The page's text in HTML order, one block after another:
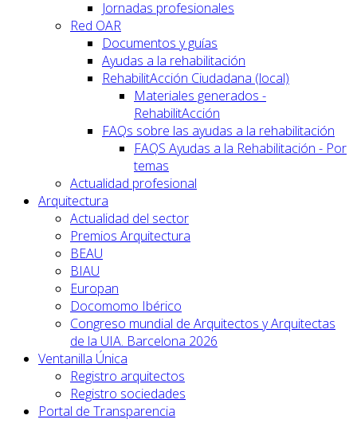
Jornadas profesionales
Red OAR
Documentos y guías
Ayudas a la rehabilitación
RehabilitAcción Ciudadana (local)
Materiales generados -
RehabilitAcción
FAQs sobre las ayudas a la rehabilitación
FAQS Ayudas a la Rehabilitación - Por
temas
Actualidad profesional
Arquitectura
Actualidad del sector
Premios Arquitectura
BEAU
BIAU
Europan
Docomomo Ibérico
Congreso mundial de Arquitectos y Arquitectas
de la UIA. Barcelona 2026
Ventanilla Única
Registro arquitectos
Registro sociedades
Portal de Transparencia